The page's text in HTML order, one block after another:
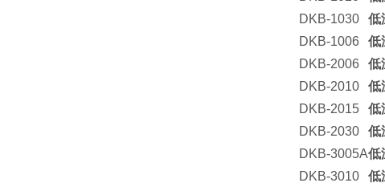
DKB-1030
低
DKB-1006
低
DKB-2006
低
DKB-2010
低
DKB-2015
低
DKB-2030
低
DKB-3005A低
DKB-3010
低